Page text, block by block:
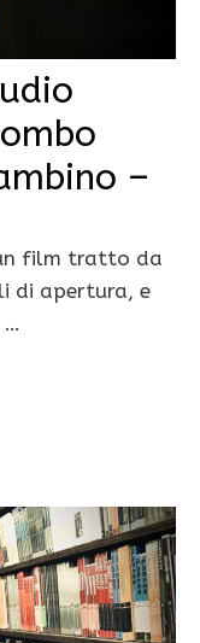
–
film tratto da
di apertura, e
…